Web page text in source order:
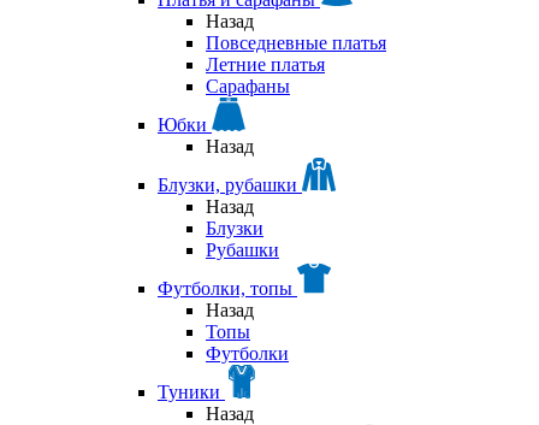
Назад
Повседневные платья
Летние платья
Сарафаны
Юбки
Назад
Блузки, рубашки
Назад
Блузки
Рубашки
Футболки, топы
Назад
Топы
Футболки
Туники
Назад